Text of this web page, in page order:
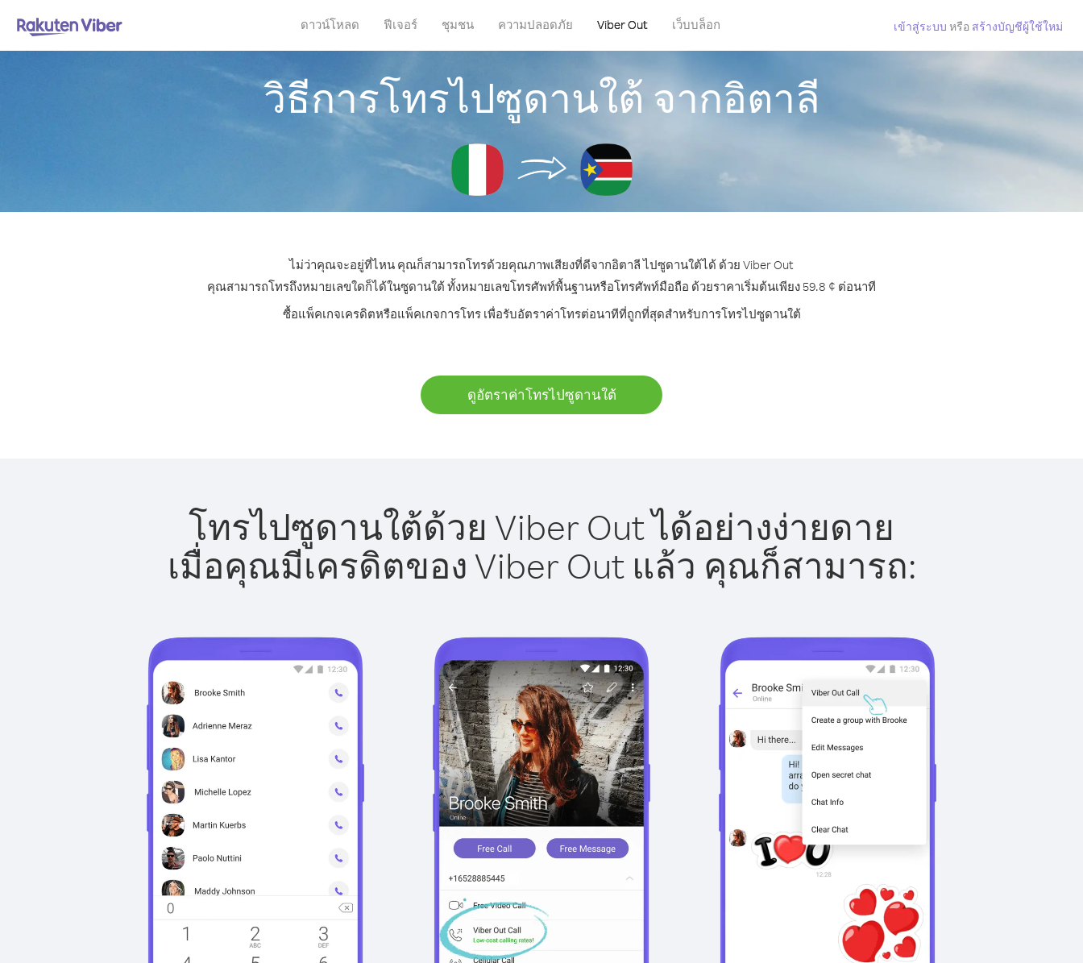
ดาวน์โหลด ฟีเจอร์ ชุมชน ความปลอดภัย Viber Out เว็บบล็อก เข้าสู่ระบบ หรือ สร้างบัญชีผู้ใช้ใหม่
วิธีการโทรไปซูดานใต้ จากอิตาลี
ไม่ว่าคุณจะอยู่ที่ไหน คุณก็สามารถโทรด้วยคุณภาพเสียงที่ดีจากอิตาลี ไปซูดานใต้ได้ ด้วย Viber Out
คุณสามารถโทรถึงหมายเลขใดก็ได้ในซูดานใต้ ทั้งหมายเลขโทรศัพท์พื้นฐานหรือโทรศัพท์มือถือ ด้วยราคาเริ่มต้นเพียง 59.8 ¢ ต่อนาที
ซื้อแพ็คเกจเครดิตหรือแพ็คเกจการโทร เพื่อรับอัตราค่าโทรต่อนาทีที่ถูกที่สุดสำหรับการโทรไปซูดานใต้
ดูอัตราค่าโทรไปซูดานใต้
โทรไปซูดานใต้ด้วย Viber Out ได้อย่างง่ายดาย
เมื่อคุณมีเครดิตของ Viber Out แล้ว คุณก็สามารถ: